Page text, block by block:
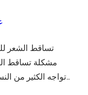
تساقط الشعر
مشكلة تساقط
تواجه الكثير من النساء في مختلف أنحاء العالم. ويُعد تس…